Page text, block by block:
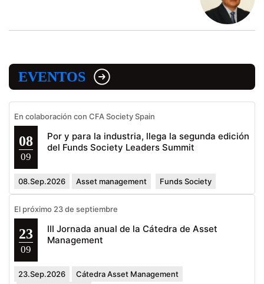
EVENTOS
En colaboración con CFA Society Spain
08
09
Por y para la industria, llega la segunda edición
del Funds Society Leaders Summit
08.Sep.2026 Asset management Funds Society
El próximo 23 de septiembre
23
09
III Jornada anual de la Cátedra de Asset
Management
23.Sep.2026
Cátedra Asset Management